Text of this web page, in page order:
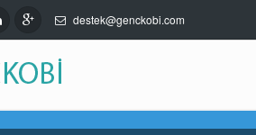
destek@genckobi.com